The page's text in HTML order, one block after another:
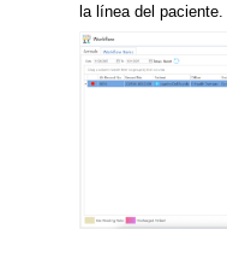
la línea del paciente.